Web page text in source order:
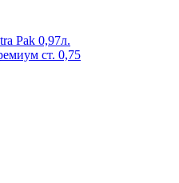
Pak 0,97л.
ст. 0,75